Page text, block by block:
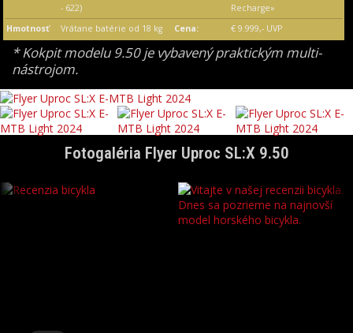
- 622)
Recharge»
Hmotnosť
Vrátane batérie od 18 kg Cena: € 9.999,- UVP
* Kokpit modelu 9.50 je vybavený praktickým multi-
nástrojom.
Fotogaléria Flyer Uproc SL:X 9.50